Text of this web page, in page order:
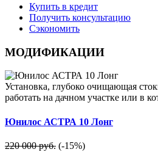
Купить в кредит
Получить консультацию
Сэкономить
МОДИФИКАЦИИ
Установка, глубоко очищающая
работать на дачном участке или в
Юнилос АСТРА 10 Лонг
220 000 руб. (-15%)